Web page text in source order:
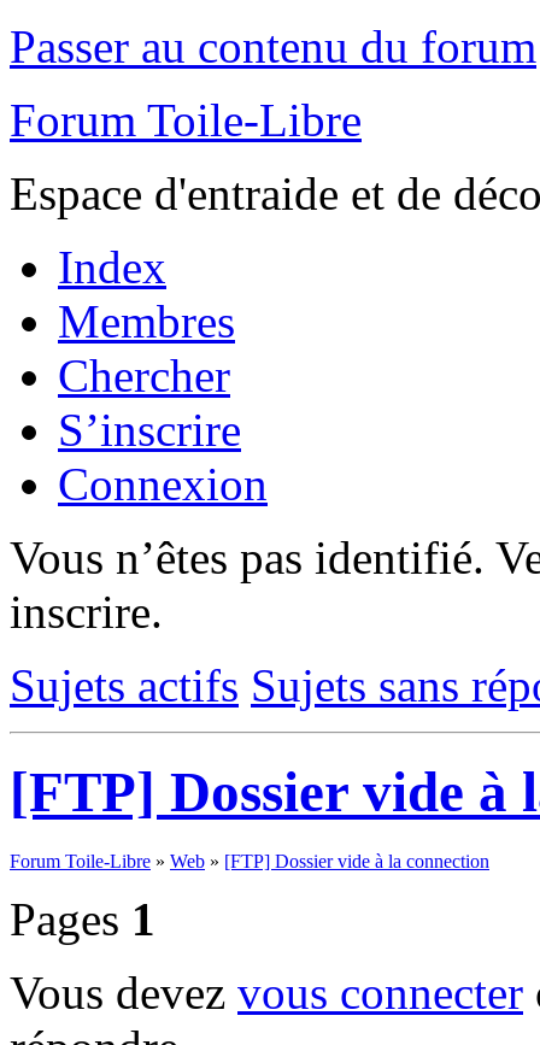
Passer au contenu du forum
Forum Toile-Libre
Espace d'entraide et de
Index
Membres
Chercher
S’inscrire
Connexion
Vous n’êtes pas identifié.
inscrire.
Sujets actifs Sujets sans
[FTP] Dossier vide à
Forum Toile-Libre » Web » [FTP] Dossier vide à la connection
Pages 1
Vous devez vous connecter